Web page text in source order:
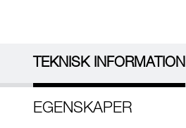
TEKNISK INFORMATION
EGENSKAPER